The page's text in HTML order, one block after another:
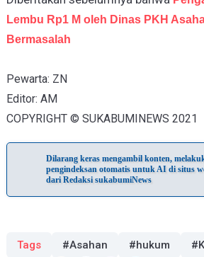
Lembu Rp1 M oleh Dinas PKH
Bermasalah
Pewarta: ZN
Editor: AM
COPYRIGHT © SUKABUMINEWS 2021
Dilarang keras mengambil konten,
pengindeksan otomatis untuk AI di situs
dari Redaksi sukabumiNews
Tags #Asahan #hukum